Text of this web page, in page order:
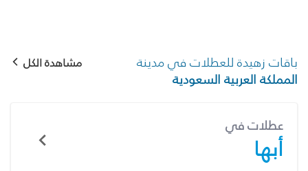
باقات زهيدة للعطلات في مدينة
المملكة العربية السعودية
مشاهدة الكل
عطلات في
أبها